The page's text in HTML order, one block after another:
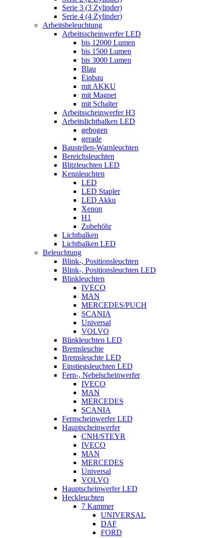
Serie 3 (3 Zylinder)
Serie 4 (4 Zylinder)
Arbeitsbeleuchtung
Arbeitsscheinwerfer LED
bis 12000 Lumen
bis 1500 Lumen
bis 3000 Lumen
Blau
Einbau
mit AKKU
mit Magnet
mit Schalter
Arbeitsscheinwerfer H3
Arbeitslichtbalken LED
gebogen
gerade
Baustellen-Warnleuchten
Bereichsleuchten
Blitzleuchten LED
Kennleuchten
LED
LED Stapler
LED Akku
Xenon
H1
Zubehöhr
Lichtbalken
Lichtbalken LED
Beleuchtung
Blink-, Positionsleuchten
Blink-, Positionsleuchten LED
Blinkleuchten
IVECO
MAN
MERCEDES/PUCH
SCANIA
Universal
VOLVO
Blinkleuchten LED
Bremsleuchte
Bremsleuchte LED
Einstiegsleuchten LED
Fern-, Nebelscheinwerfer
IVECO
MAN
MERCEDES
SCANIA
Fernscheinwerfer LED
Hauptscheinwerfer
CNH/STEYR
IVECO
MAN
MERCEDES
Universal
VOLVO
Hauptscheinwerfer LED
Heckleuchten
7 Kammer
UNIVERSAL
DAF
FORD